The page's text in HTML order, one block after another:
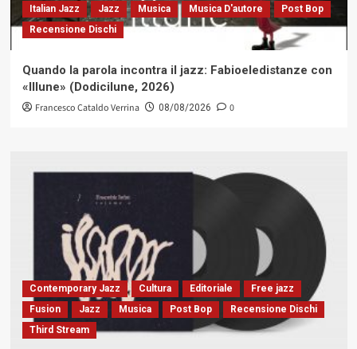
Italian Jazz
Jazz Musica Musica D'autore
Post Bop
Recensione Dischi
Quando la parola incontra il jazz: Fabioeledistanze con
«Illune» (Dodicilune, 2026)
Francesco Cataldo Verrina 08/08/2026 0
Contemporary Jazz Cultura Editoriale
Free jazz
Fusion
Jazz Musica Post Bop
Recensione Dischi
Third Stream